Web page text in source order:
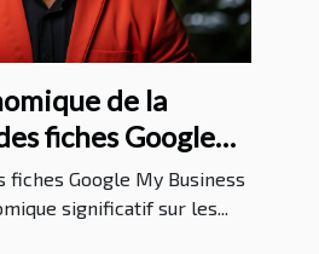
de la
fiches Google
sur les entreprises
fiches Google My Business
significatif sur les...